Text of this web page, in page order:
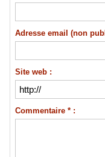
Adresse email (non
Site web :
Commentaire * :